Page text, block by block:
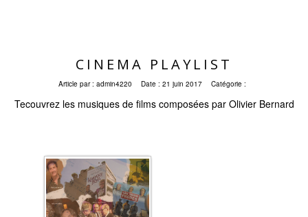
CINEMA PLAYLIST
Article par : admin4220 Date : 21 juin 2017 Catégorie :
Tecouvrez les musiques de films composées par Olivier Bernard